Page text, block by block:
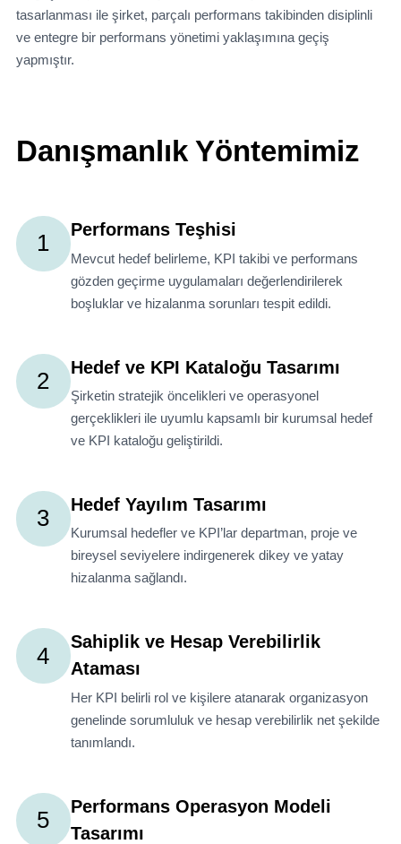
tasarlanması ile şirket, parçalı performans takibinden disiplinli
ve entegre bir performans yönetimi yaklaşımına geçiş
yapmıştır.
Danışmanlık Yöntemimiz
1
Performans Teşhisi
Mevcut hedef belirleme, KPI takibi ve performans
gözden geçirme uygulamaları değerlendirilerek
boşluklar ve hizalanma sorunları tespit edildi.
2
Hedef ve KPI Kataloğu Tasarımı
Şirketin stratejik öncelikleri ve operasyonel
gerçeklikleri ile uyumlu kapsamlı bir kurumsal hedef
ve KPI kataloğu geliştirildi.
3
Hedef Yayılım Tasarımı
Kurumsal hedefler ve KPI’lar departman, proje ve
bireysel seviyelere indirgenerek dikey ve yatay
hizalanma sağlandı.
4
Sahiplik ve Hesap Verebilirlik
Ataması
Her KPI belirli rol ve kişilere atanarak organizasyon
genelinde sorumluluk ve hesap verebilirlik net şekilde
tanımlandı.
5
Performans Operasyon Modeli
Tasarımı